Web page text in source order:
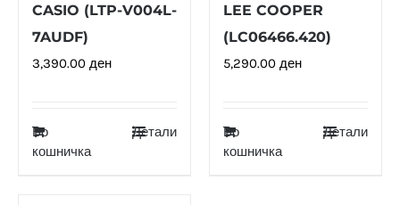
CASIO (LTP-V004L-
7AUDF)
3,390.00 ден
Во
кошничка
Детали
LEE COOPER
(LC06466.420)
5,290.00 ден
Во
кошничка
Детали